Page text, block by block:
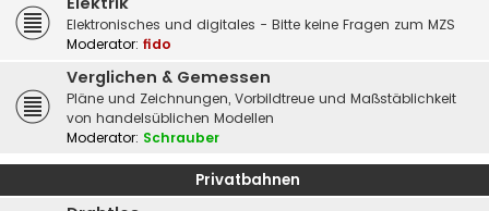
Elektronisches und digitales - Bitte keine Fragen zum MZS
Moderator: fido
Verglichen & Gemessen
Pläne und Zeichnungen, Vorbildtreue und Maßstäblichkeit
von handelsüblichen Modellen
Moderator: Schrauber
Privatbahnen